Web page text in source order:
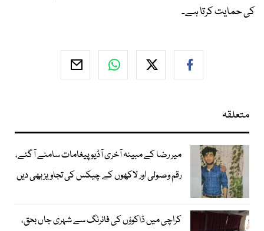
کی حمایت کرتا ہے۔
متعلقہ
میر رضا کے مبینہ آخری آڈیو پیغامات سامنے آگئے،
رقم وصولی اور لاکھوں کے چیکس کی تجاویز بھی دیں
کراچی میں ڈاکوؤں کی فائرنگ سے شہری جاں بحق،